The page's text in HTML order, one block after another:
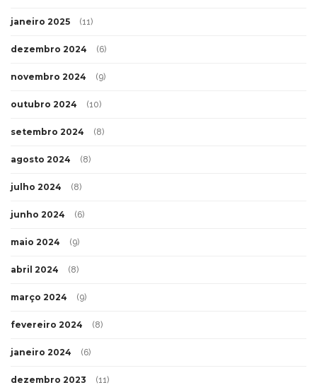
janeiro 2025 (11)
dezembro 2024 (6)
novembro 2024 (9)
outubro 2024 (10)
setembro 2024 (8)
agosto 2024 (8)
julho 2024 (8)
junho 2024 (6)
maio 2024 (9)
abril 2024 (8)
março 2024 (9)
fevereiro 2024 (8)
janeiro 2024 (6)
dezembro 2023 (11)